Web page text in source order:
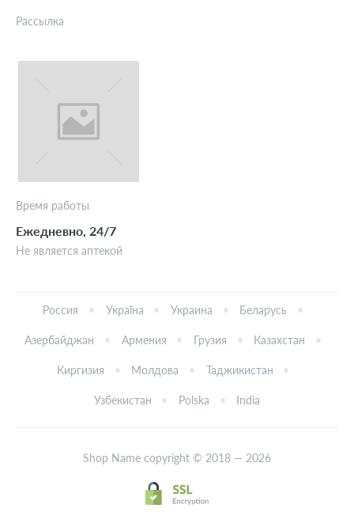
Время работы
Ежедневно, 24/7
Не является аптекой
Рассылка
Россия Україна Украина Беларусь
Азербайджан Армения Грузия Казахстан
Киргизия Молдова Таджикистан
Узбекистан Polska India
Shop Name copyright © 2018 — 2026